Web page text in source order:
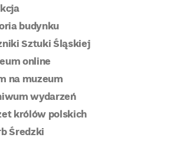
budynku
Sztuki Śląskiej
online
na muzeum
wydarzeń
królów polskich
Średzki